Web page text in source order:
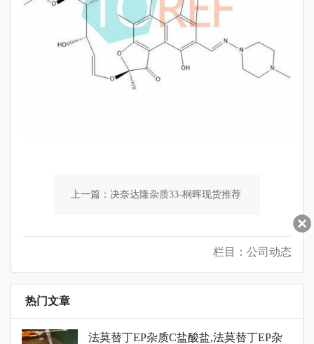
上一篇：决奈达隆杂质33-桐晖现货推荐
1-7日放假七天，恭祝大家身体健康，家
栏目：公司动态
热门文章
法莫替丁EP杂质C盐酸盐,法莫替丁EP杂